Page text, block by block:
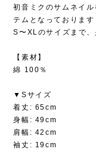
初音ミクのサムネイ
テムとなっております
S〜XLのサイズまで、
【素材】
綿 100％
▼Sサイズ
着丈: 65cm
身幅: 49cm
肩幅: 42cm
袖丈: 19cm